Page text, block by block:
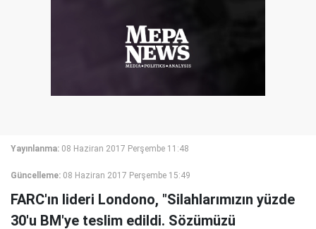
Yayınlanma: 08 Haziran 2017 Perşembe 11:48
Güncelleme: 08 Haziran 2017 Perşembe 15:49
FARC'ın lideri Londono, "Silahlarımızın yüzde
30'u BM'ye teslim edildi. Sözümüzü